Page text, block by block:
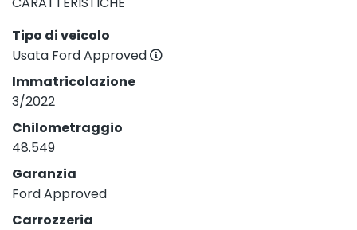
Tipo di veicolo
Usata Ford Approved
Immatricolazione
3/2022
Chilometraggio
48.549
Garanzia
Ford Approved
Carrozzeria